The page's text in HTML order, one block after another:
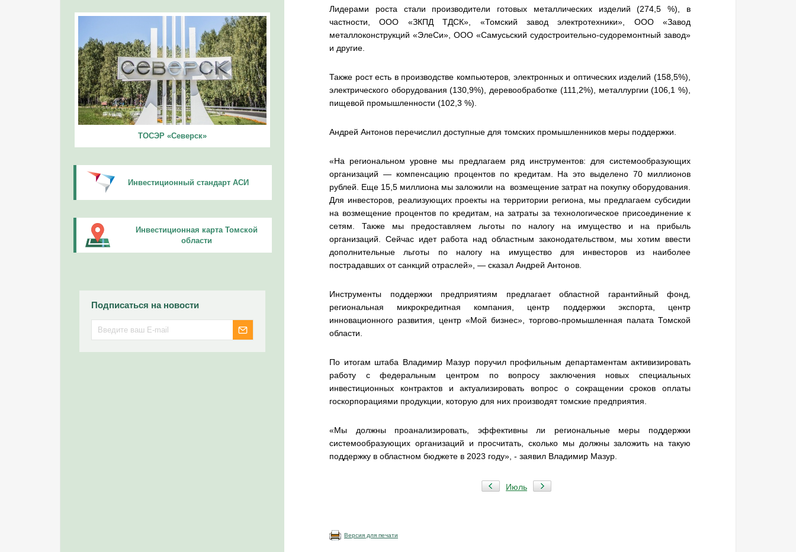
ТОСЭР «Северск»
Инвестиционный стандарт АСИ
Инвестиционная карта Томской
области
Подписаться на новости
Лидерами роста стали производители готовых металлических изделий (274,5 %), в
частности, ООО «ЗКПД ТДСК», «Томский завод электротехники», ООО «Завод
металлоконструкций «ЭлеСи», ООО «Самусьский судостроительно-судоремонтный завод»
и другие.
Также рост есть в производстве компьютеров, электронных и оптических изделий (158,5%),
электрического оборудования (130,9%), деревообработке (111,2%), металлургии (106,1 %),
пищевой промышленности (102,3 %).
Андрей Антонов перечислил доступные для томских промышленников меры поддержки.
«На региональном уровне мы предлагаем ряд инструментов: для системообразующих
организаций — компенсацию процентов по кредитам. На это выделено 70 миллионов
рублей. Еще 15,5 миллиона мы заложили на возмещение затрат на покупку оборудования.
Для инвесторов, реализующих проекты на территории региона, мы предлагаем субсидии
на возмещение процентов по кредитам, на затраты за технологическое присоединение к
сетям. Также мы предоставляем льготы по налогу на имущество и на прибыль
организаций. Сейчас идет работа над областным законодательством, мы хотим ввести
дополнительные льготы по налогу на имущество для инвесторов из наиболее
пострадавших от санкций отраслей», — сказал Андрей Антонов.
Инструменты поддержки предприятиям предлагает областной гарантийный фонд,
региональная микрокредитная компания, центр поддержки экспорта, центр
инновационного развития, центр «Мой бизнес», торгово-промышленная палата Томской
области.
По итогам штаба Владимир Мазур поручил профильным департаментам активизировать
работу с федеральным центром по вопросу заключения новых специальных
инвестиционных контрактов и актуализировать вопрос о сокращении сроков оплаты
госкорпорациями продукции, которую для них производят томские предприятия.
«Мы должны проанализировать, эффективны ли региональные меры поддержки
системообразующих организаций и просчитать, сколько мы должны заложить на такую
поддержку в областном бюджете в 2023 году», - заявил Владимир Мазур.
Июль
Версия для печати